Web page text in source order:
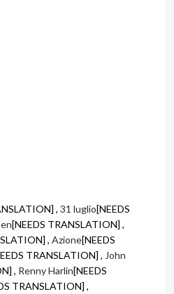
, 31 luglio[NEEDS
[NEEDS TRANSLATION] ,
, Azione[NEEDS
TRANSLATION] , John
, Renny Harlin[NEEDS
TRANSLATION] ,